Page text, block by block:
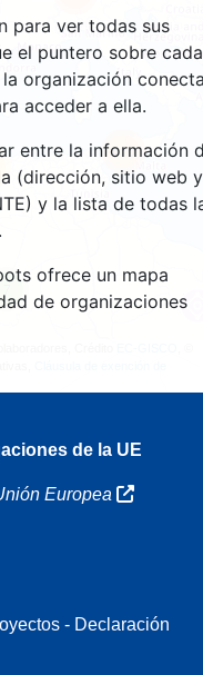
para ver todas sus
el puntero sobre cada
organización
acceder a ella.
entre la información
(dirección, sitio web y
y la lista de todas
ofrece un mapa
de organizaciones
7
410
de la UE
Europea
- Declaración